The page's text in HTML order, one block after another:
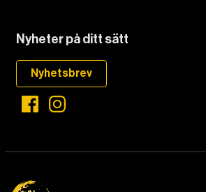
Nyheter på ditt sätt
Nyhetsbrev